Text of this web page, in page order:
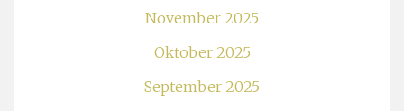
November 2025
Oktober 2025
September 2025